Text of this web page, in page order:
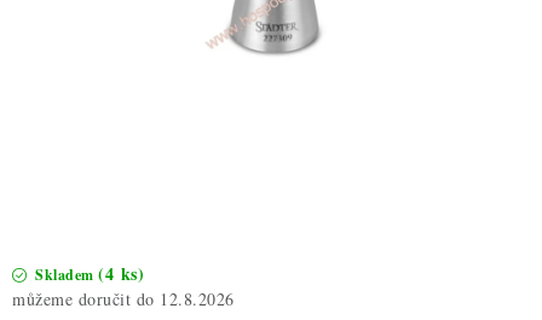
TÉMATICKÉ PRODUKTY
Nepřevzetí zásilky na dobírku
Skladem (4 ks)
12.8.2026